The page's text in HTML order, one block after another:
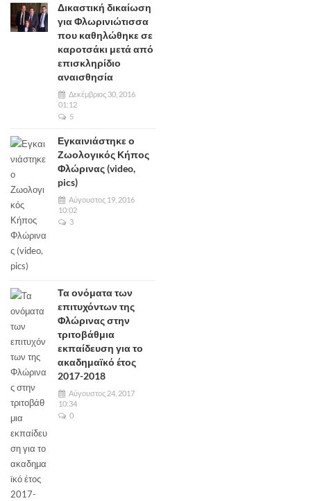
Δικαστική δικαίωση
για Φλωρινιώτισσα
που καθηλώθηκε σε
καροτσάκι μετά από
επισκληρίδιο
αναισθησία
Δεκέμβριος 30, 2016
01:12
5
Εγκαινιάστηκε ο
Ζωολογικός Κήπος
Φλώρινας (video,
pics)
Αύγουστος 19, 2016
10:02
3
Τα ονόματα των
επιτυχόντων της
Φλώρινας στην
τριτοβάθμια
εκπαίδευση για το
ακαδημαϊκό έτος
2017-2018
Αύγουστος 24, 2017
10:34
0